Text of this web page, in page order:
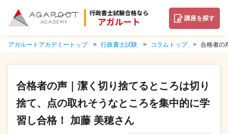
講座を探す
アガルートアカデミートップ 行政書士試験 コラムトップ 合格者の
合格者の声｜潔く切り捨てるところは切り
捨て、点の取れそうなところを集中的に学
習し合格！ 加藤 美穂さん